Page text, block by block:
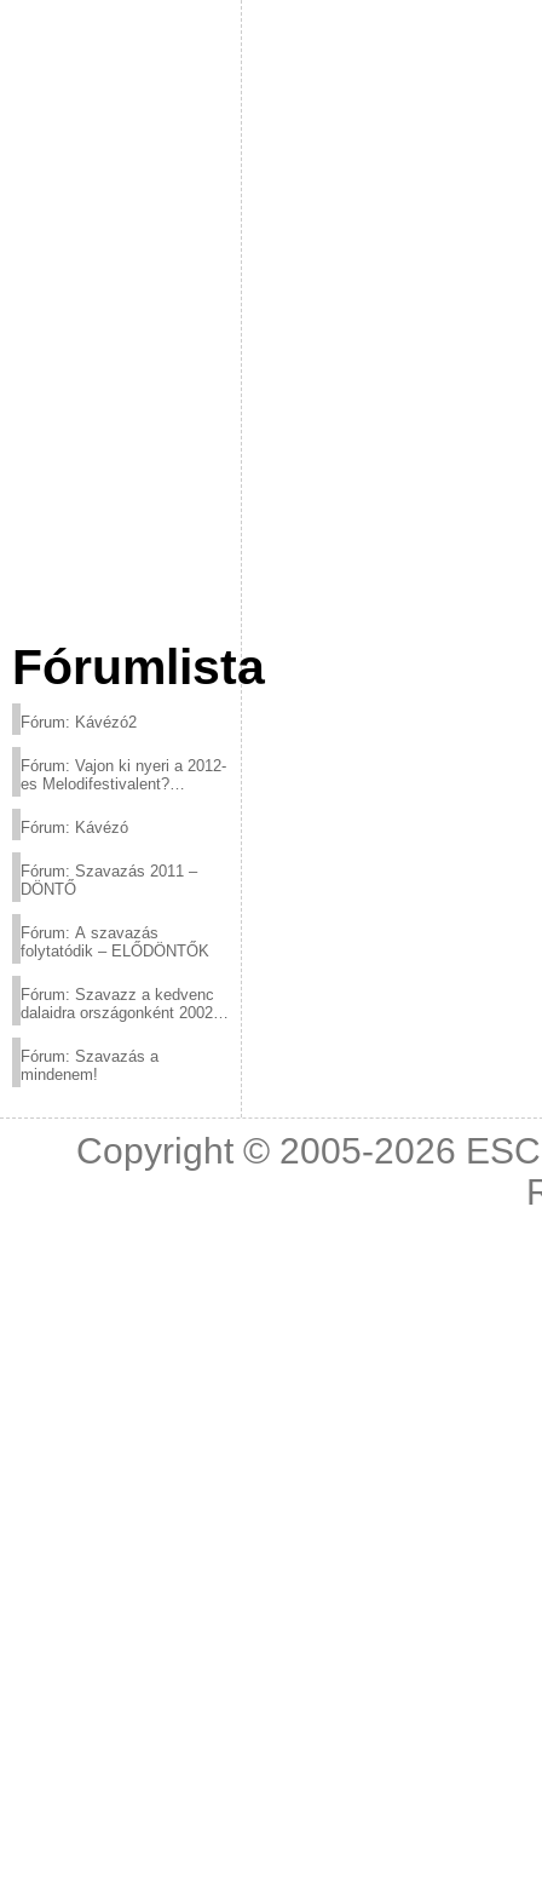
Fórumlista
Fórum: Kávézó2
Fórum: Vajon ki nyeri a 2012-
es Melodifestivalent?
Fórum: Kávézó
Fórum: Szavazás 2011 –
DÖNTŐ
Fórum: A szavazás
folytatódik – ELŐDÖNTŐK
Fórum: Szavazz a kedvenc
dalaidra országonként 2002
Fórum: Szavazás a
mindenem!
Copyright © 2005-2026